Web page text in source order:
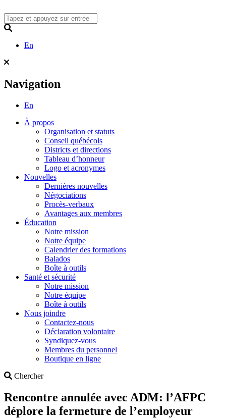
to
content
En
Navigation
En
À propos
Organisation et statuts
Conseil québécois
Districts et directions
Tableau d’honneur
Logo et acronymes
Nouvelles
Dernières nouvelles
Négociations
Procès-verbaux
Avantages aux membres
Éducation
Notre mission
Notre équipe
Calendrier des formations
Balados
Boîte à outils
Santé et sécurité
Notre mission
Notre équipe
Boîte à outils
Nous joindre
Contactez-nous
Déclaration volontaire
Syndiquez-vous
Membres du personnel
Boutique en ligne
ChercherSearch
Rencontre annulée avec ADM: l’AFPC
déplore la fermeture de l’employeur